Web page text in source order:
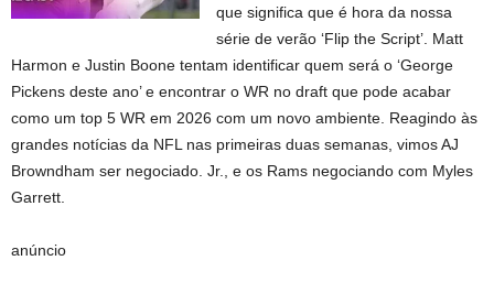
que significa que é hora da nossa
série de verão ‘Flip the Script’. Matt
Harmon e Justin Boone tentam identificar quem será o ‘George
Pickens deste ano’ e encontrar o WR no draft que pode acabar
como um top 5 WR em 2026 com um novo ambiente. Reagindo às
grandes notícias da NFL nas primeiras duas semanas, vimos AJ
Browndham ser negociado. Jr., e os Rams negociando com Myles
Garrett.
anúncio